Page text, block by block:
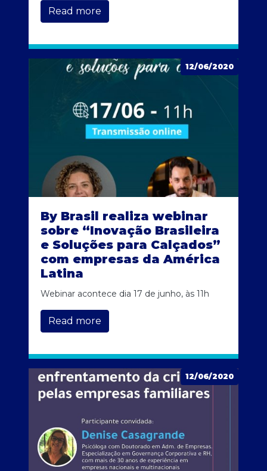
Read more
12/06/2020
By Brasil realiza webinar
sobre “Inovação Brasileira
e Soluções para Calçados”
com empresas da América
Latina
Webinar acontece dia 17 de junho, às 11h
Read more
12/06/2020